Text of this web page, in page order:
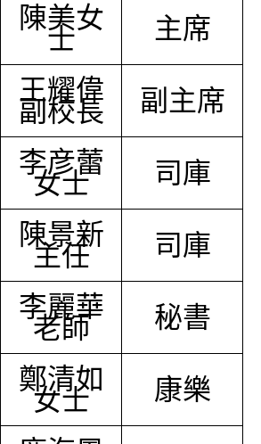
陳美女
士 主席
王耀偉
副校長 副主席
李彦蕾
女士 司庫
陳景新
主任 司庫
李麗華
老師 秘書
鄭清如
女士 康樂